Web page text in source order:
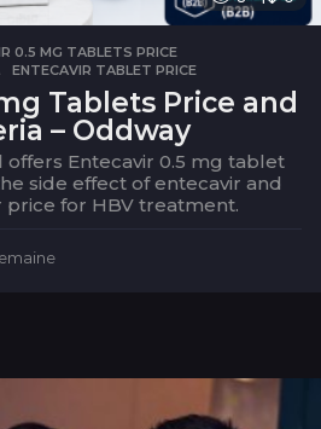
0.5 MG TABLETS PRICE
,ENTECAVIR TABLET PRICE
Tablets Price and
– Oddway
Entecavir 0.5 mg tablet
side effect of entecavir and
for HBV treatment.